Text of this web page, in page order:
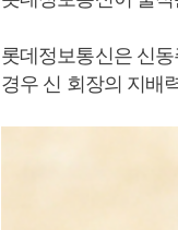
롯데정보통신은 신
경우 신 회장의 지배